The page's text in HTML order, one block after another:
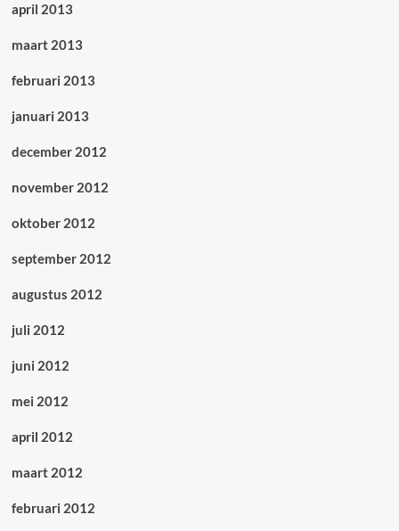
april 2013
maart 2013
februari 2013
januari 2013
december 2012
november 2012
oktober 2012
september 2012
augustus 2012
juli 2012
juni 2012
mei 2012
april 2012
maart 2012
februari 2012